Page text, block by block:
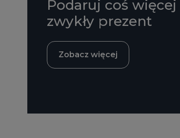
Podaruj coś więcej
zwykły prezent
Zobacz więcej